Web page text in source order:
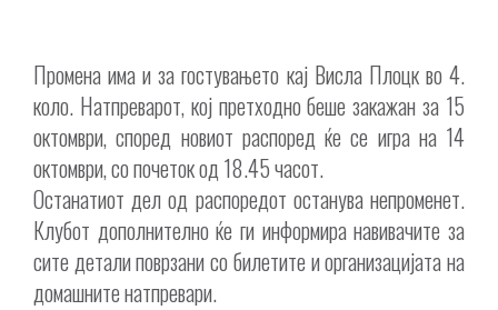
Промена има и за гостувањето кај Висла Плоцк во 4.
коло. Натпреварот, кој претходно беше закажан за 15
октомври, според новиот распоред ќе се игра на 14
октомври, со почеток од 18.45 часот.
Останатиот дел од распоредот останува непроменет.
Клубот дополнително ќе ги информира навивачите за
сите детали поврзани со билетите и организацијата на
домашните натпревари.